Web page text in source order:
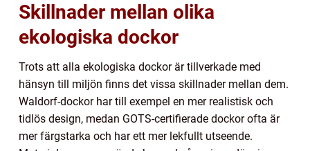
Skillnader mellan olika
ekologiska dockor
Trots att alla ekologiska dockor är tillverkade med
hänsyn till miljön finns det vissa skillnader mellan dem.
Waldorf-dockor har till exempel en mer realistisk och
tidlös design, medan GOTS-certifierade dockor ofta är
mer färgstarka och har ett mer lekfullt utseende.